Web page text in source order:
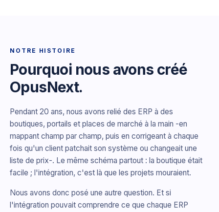
NOTRE HISTOIRE
Pourquoi nous avons créé
OpusNext.
Pendant 20 ans, nous avons relié des ERP à des
boutiques, portails et places de marché à la main -en
mappant champ par champ, puis en corrigeant à chaque
fois qu'un client patchait son système ou changeait une
liste de prix-. Le même schéma partout : la boutique était
facile ; l'intégration, c'est là que les projets mouraient.
Nous avons donc posé une autre question. Et si
l'intégration pouvait comprendre ce que chaque ERP